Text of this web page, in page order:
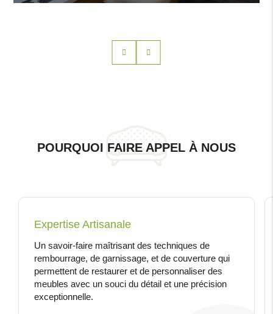
POURQUOI FAIRE APPEL À NOUS
Expertise Artisanale
Un savoir-faire maîtrisant des techniques de
rembourrage, de garnissage, et de couverture qui
permettent de restaurer et de personnaliser des
meubles avec un souci du détail et une précision
exceptionnelle.